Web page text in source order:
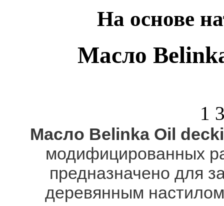
На основе
Масло
1
Масло Belinka Oil
модифицированных
предназначено для
деревянным